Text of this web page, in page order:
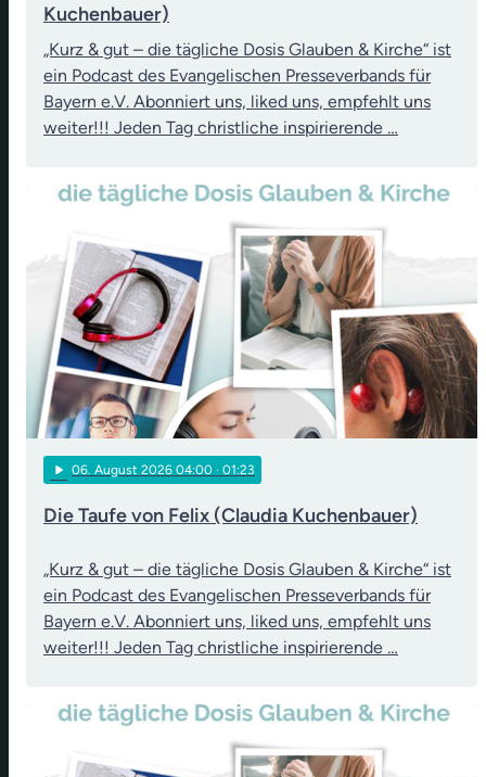
Kuchenbauer)
„Kurz & gut – die tägliche Dosis Glauben & Kirche“ ist
ein Podcast des Evangelischen Presseverbands für
Bayern e.V. Abonniert uns, liked uns, empfehlt uns
weiter!!! Jeden Tag christliche inspirierende …
play_arrow 06. August 2026 04:00 · 01:23
Die Taufe von Felix (Claudia Kuchenbauer)
„Kurz & gut – die tägliche Dosis Glauben & Kirche“ ist
ein Podcast des Evangelischen Presseverbands für
Bayern e.V. Abonniert uns, liked uns, empfehlt uns
weiter!!! Jeden Tag christliche inspirierende …